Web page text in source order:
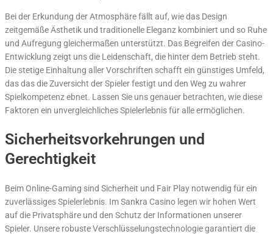
Bei der Erkundung der Atmosphäre fällt auf, wie das Design
zeitgemäße Ästhetik und traditionelle Eleganz kombiniert und so Ruhe
und Aufregung gleichermaßen unterstützt. Das Begreifen der Casino-
Entwicklung zeigt uns die Leidenschaft, die hinter dem Betrieb steht.
Die stetige Einhaltung aller Vorschriften schafft ein günstiges Umfeld,
das das die Zuversicht der Spieler festigt und den Weg zu wahrer
Spielkompetenz ebnet. Lassen Sie uns genauer betrachten, wie diese
Faktoren ein unvergleichliches Spielerlebnis für alle ermöglichen.
Sicherheitsvorkehrungen und
Gerechtigkeit
Beim Online-Gaming sind Sicherheit und Fair Play notwendig für ein
zuverlässiges Spielerlebnis. Im Sankra Casino legen wir hohen Wert
auf die Privatsphäre und den Schutz der Informationen unserer
Spieler. Unsere robuste Verschlüsselungstechnologie garantiert die